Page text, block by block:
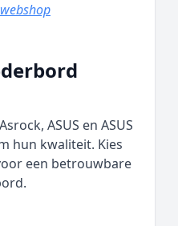
ASUS en ASUS
hun kwaliteit. Kies
een betrouwbare